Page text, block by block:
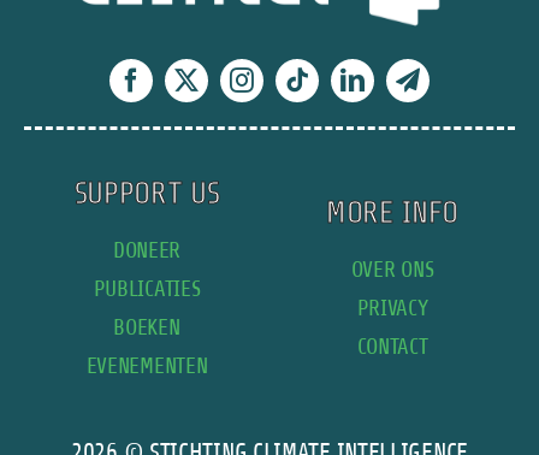
SUPPORT US
DONEER
PUBLICATIES
BOEKEN
EVENEMENTEN
MORE INFO
OVER ONS
PRIVACY
CONTACT